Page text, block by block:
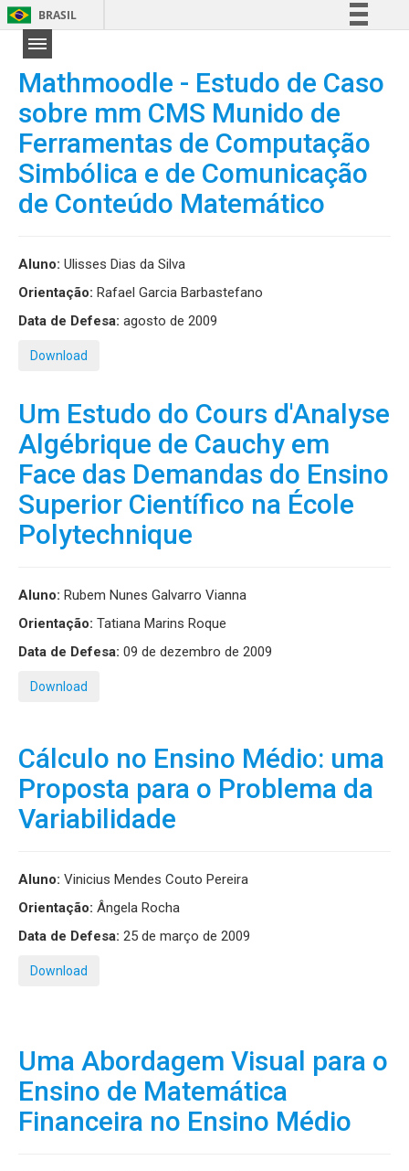
BRASIL
Comunica BR
Participe
Acesso à informação
Legislação
Canais
Mathmoodle - Estudo de Caso
sobre mm CMS Munido de
Ferramentas de Computação
Simbólica e de Comunicação
de Conteúdo Matemático
Aluno: Ulisses Dias da Silva
Orientação: Rafael Garcia Barbastefano
Data de Defesa: agosto de 2009
Download
Um Estudo do Cours d'Analyse
Algébrique de Cauchy em
Face das Demandas do Ensino
Superior Científico na École
Polytechnique
Aluno: Rubem Nunes Galvarro Vianna
Orientação: Tatiana Marins Roque
Data de Defesa: 09 de dezembro de 2009
Download
Cálculo no Ensino Médio: uma
Proposta para o Problema da
Variabilidade
Aluno: Vinicius Mendes Couto Pereira
Orientação: Ângela Rocha
Data de Defesa: 25 de março de 2009
Download
Uma Abordagem Visual para o
Ensino de Matemática
Financeira no Ensino Médio